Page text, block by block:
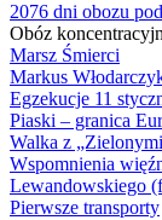
2076 dni obozu
Obóz
Marsz Śmierci
Markus
Egzekucje 11
Piaski – granica
Walka z
Wspomnienia
Lewandowskiego
Pierwsze transporty